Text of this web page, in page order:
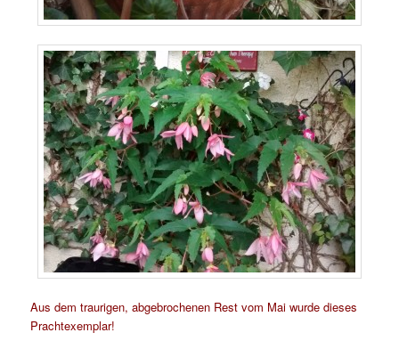
Aus dem traurigen, abgebrochenen Rest vom Mai wurde dieses
Prachtexemplar!